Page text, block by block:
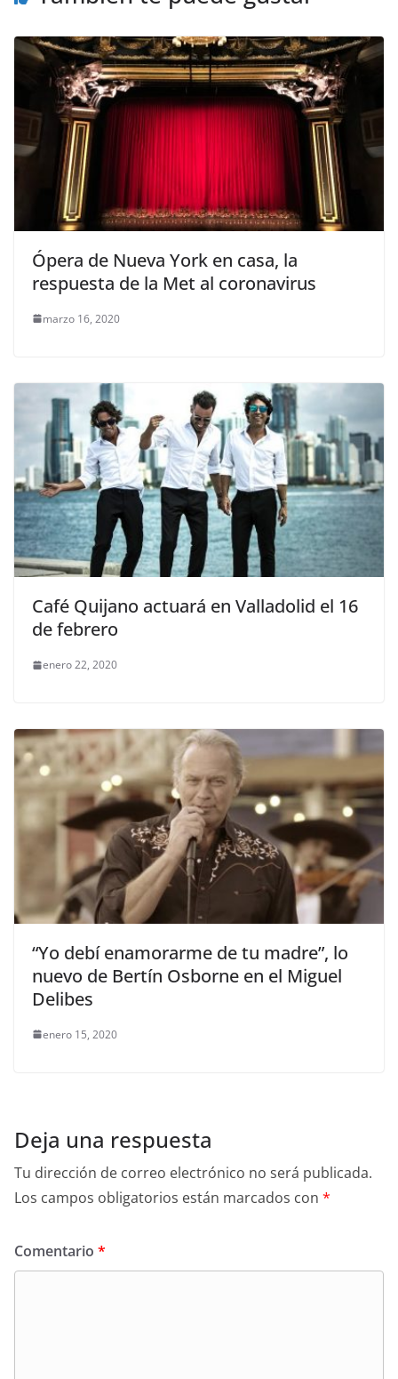
Ópera de Nueva York en casa, la
respuesta de la Met al coronavirus
marzo 16, 2020
Café Quijano actuará en Valladolid el 16
de febrero
enero 22, 2020
“Yo debí enamorarme de tu madre”, lo
nuevo de Bertín Osborne en el Miguel
Delibes
enero 15, 2020
Deja una respuesta
Tu dirección de correo electrónico no será publicada.
Los campos obligatorios están marcados con *
Comentario *